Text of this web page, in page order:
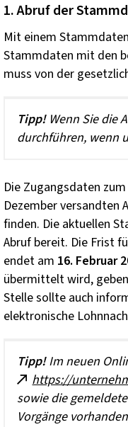
1. Abruf der
Mit einem
Stammdaten mit den
muss von der
Tipp! Wenn Sie die
durchführen, wenn
Die Zugangsdaten
Dezember versandten
finden. Die aktuellen
Abruf bereit. Die Frist
endet am 16. Februar
übermittelt wird,
Stelle sollte auch
elektronische
Tipp!Im neuen
https://
sowie die
Vorgänge